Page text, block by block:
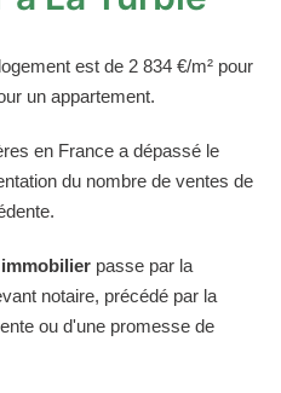
est de 2 834 €/m² pour
un appartement.
en France a dépassé le
du nombre de ventes de
passe par la
notaire, précédé par la
ou d'une promesse de